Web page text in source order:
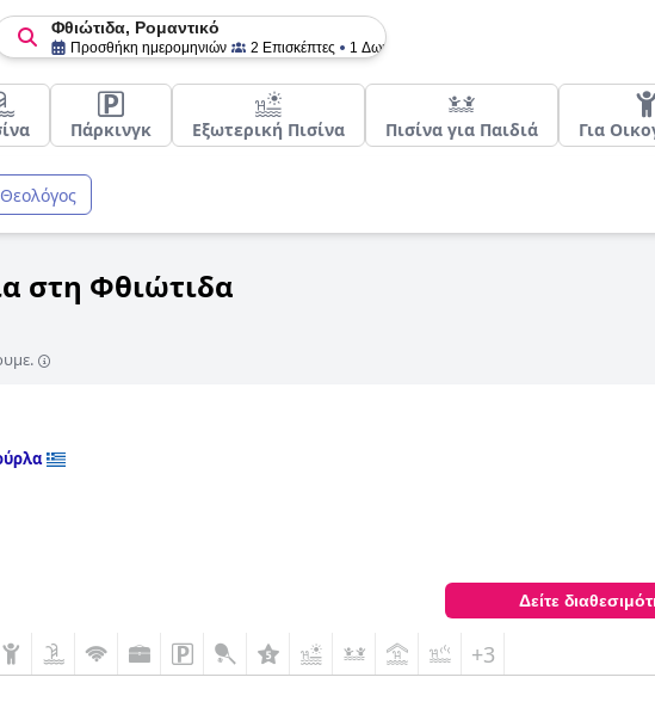
Φθιώτιδα, Ρομαντικό
Προσθήκη ημερομηνιών 2 Επισκέπτες 1 Δωμάτιο
Πάρκινγκ Εξωτερική Πισίνα Πισίνα για Παιδιά Για
Θεολόγος
στη Φθιώτιδα
Δείτε
+3